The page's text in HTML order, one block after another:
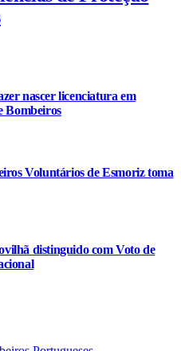
nascer licenciatura em
Bombeiros
Voluntários de Esmoriz toma
distinguido com Voto de